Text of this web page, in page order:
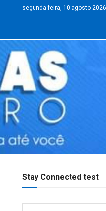
segunda-feira, 10 agosto 2026
Stay Connected test